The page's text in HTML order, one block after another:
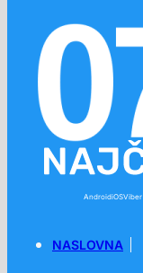
AndroidiOSViber
NASLOVNA